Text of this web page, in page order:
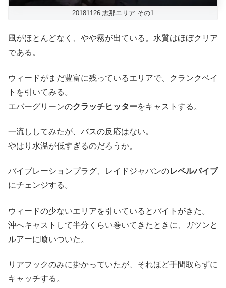
20181126 志那エリア その1
風がほとんどなく、やや霧が出ている。水質はほぼクリア
である。
ウィードがまだ豊富に残っているエリアで、クランクベイ
トを引いてみる。
エバーグリーンのクラッチヒッターをキャストする。
一流ししてみたが、バスの反応はない。
やはり水温が低すぎるのだろうか。
バイブレーションプラグ、レイドジャパンのレベルバイブ
にチェンジする。
ウィードの少ないエリアを引いているとバイトがきた。
沖へキャストして半分くらい巻いてきたときに、ガツンと
ルアーに喰いついた。
リアフックのみに掛かっていたが、それほど手間取らずに
キャッチする。